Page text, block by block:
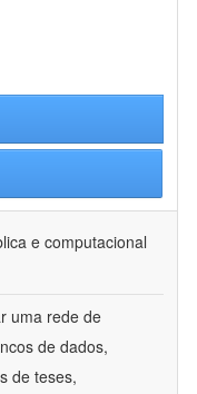
e computacional
uma rede de
de dados,
de teses,